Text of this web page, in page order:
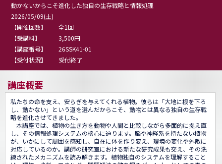
動かないからこそ進化した独自の生存戦略と情報処理
2026/05/09(土)
【開催回数】
全1回
【受講料】
3,500円
【講座番号】
26SSK41-01
【受付状況】
受付終了
講座概要
私たちの命を支え、安らぎを与えてくれる植物。彼らは「大地に根を下ろ
し、動かない」という道を選んだからこそ、動物とは異なる独自の生存戦
略を進化させてきました。
本講座では、植物の生き方を動物や人間と比較しながら多面的に捉え直
し、その情報処理システムの核心に迫ります。脳や神経系を持たない植物
が、いかにして周囲を感知し、自在に体を作り変え、環境の変化や外敵に
対応しているのか。講師の研究室における新たな研究成果も交え、その洗
練されたメカニズムを読み解きます。植物独自のシステムを理解すること